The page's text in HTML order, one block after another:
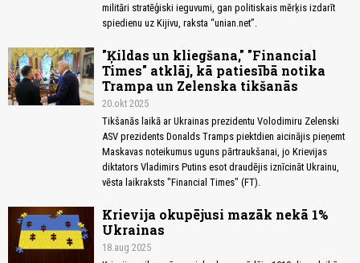
militāri stratēģiski ieguvumi, gan politiskais mērķis izdarīt
spiedienu uz Kijivu, raksta “unian.net”.
"Ķildas un kliegšana," "Financial
Times" atklāj, kā patiesībā notika
Trampa un Zelenska tikšanās
20.okt 2025
Tikšanās laikā ar Ukrainas prezidentu Volodimiru Zelenski
ASV prezidents Donalds Tramps piektdien aicinājis pieņemt
Maskavas noteikumus uguns pārtraukšanai, jo Krievijas
diktators Vladimirs Putins esot draudējis iznīcināt Ukrainu,
vēsta laikraksts "Financial Times" (FT).
Krievija okupējusi mazāk nekā 1%
Ukrainas
18.aug 2025